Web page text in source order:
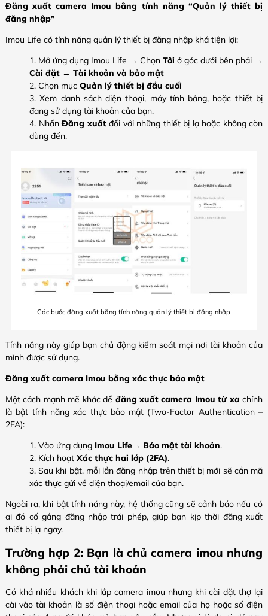
Đăng xuất camera Imou bằng tính năng “Quản lý thiết bị
đăng nhập”
Imou Life có tính năng quản lý thiết bị đăng nhập khá tiện lợi:
Mở ứng dụng Imou Life → Chọn Tôi ở góc dưới bên phải →
Cài đặt → Tài khoản và bảo mật
Chọn mục Quản lý thiết bị đầu cuối
Xem danh sách điện thoại, máy tính bảng, hoặc thiết bị
đang sử dụng tài khoản của bạn.
NhấnĐăng xuất đối với những thiết bị lạ hoặc không còn
dùng đến.
Các bước đăng xuất bằng tính năng quản lý thiết bị đăng nhập
Tính năng này giúp bạn chủ động kiểm soát mọi nơi tài khoản của
mình được sử dụng.
Đăng xuất camera Imou bằng xác thực bảo mật
Một cách mạnh mẽ khác để đăng xuất camera Imou từ xa chính
là bật tính năng xác thực bảo mật (Two-Factor Authentication –
2FA):
Vào ứng dụng Imou Life→ Bảo mật tài khoản.
Kích hoạt Xác thực hai lớp (2FA).
Sau khi bật, mỗi lần đăng nhập trên thiết bị mới sẽ cần mã
xác thực gửi về điện thoại/email của bạn.
Ngoài ra, khi bật tính năng này, hệ thống cũng sẽ cảnh báo nếu có
ai đó cố gắng đăng nhập trái phép, giúp bạn kịp thời đăng xuất
thiết bị lạ ngay.
Trường hợp 2: Bạn là chủ camera imou nhưng
không phải chủ tài khoản
Có khá nhiều khách khi lắp camera imou nhưng khi cài đặt thợ lại
cài vào tài khoản là số điện thoại hoặc email của họ hoặc số điện